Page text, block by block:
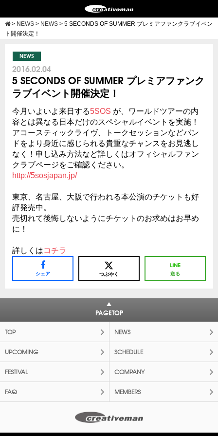
> NEWS > NEWS > 5 SECONDS OF SUMMER プレミアファンクラブイベン
ト開催決定！
NEWS
2016.02.04
5 SECONDS OF SUMMER プレミアファンク
ラブイベント開催決定！
今月いよいよ来日する5SOS が、ワールドツアーの内
容とは異なる日本だけのスペシャルイベントを実施！
アコースティックライヴ、トークセッションなどバン
ドをより身近に感じられる貴重なチャンスをお見逃し
なく！申し込み方法など詳しくはオフィシャルファン
クラブページをご確認ください。
http://5sosjapan.jp/
東京、名古屋、大阪で行われる本公演のチケットも好
評発売中。
売切れて後悔しないようにチケットのお求めはお早め
に！
詳しくはコチラ
シェア つぶやく 送る
PAGETOP
TOP NEWS
UPCOMING SCHEDULE
FESTIVAL COMPANY
FAQ MEMBERS